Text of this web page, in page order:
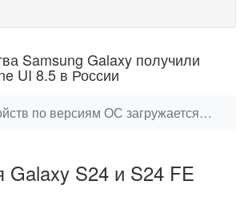
Samsung Galaxy получили
UI 8.5 в России
по версиям ОС загружается…
Galaxy S24 и S24 FE